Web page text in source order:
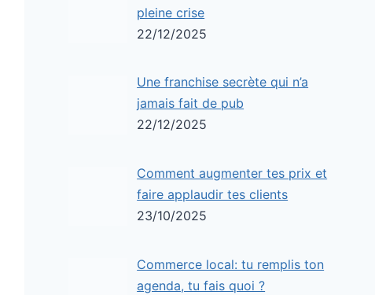
pleine crise
22/12/2025
Une franchise secrète qui n’a
jamais fait de pub
22/12/2025
Comment augmenter tes prix et
faire applaudir tes clients
23/10/2025
Commerce local: tu remplis ton
agenda, tu fais quoi ?